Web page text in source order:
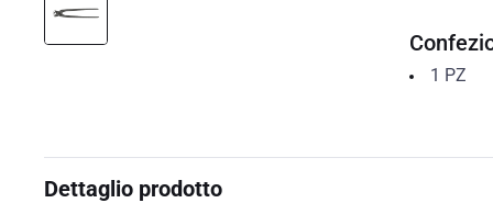
1 PZ
Dettaglio prodotto